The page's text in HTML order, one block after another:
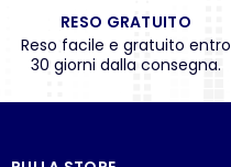
RESO GRATUITO
Reso facile e gratuito entro
30 giorni dalla consegna.